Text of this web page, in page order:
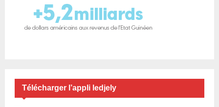
Télécharger l’appli ledjely